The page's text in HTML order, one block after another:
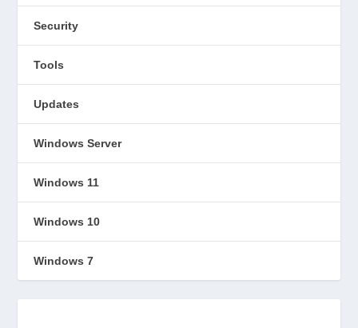
Security
Tools
Updates
Windows Server
Windows 11
Windows 10
Windows 7